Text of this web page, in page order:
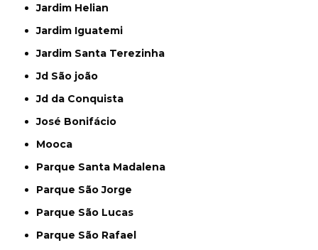
Jardim Helian
Jardim Iguatemi
Jardim Santa Terezinha
Jd São joão
Jd da Conquista
José Bonifácio
Mooca
Parque Santa Madalena
Parque São Jorge
Parque São Lucas
Parque São Rafael